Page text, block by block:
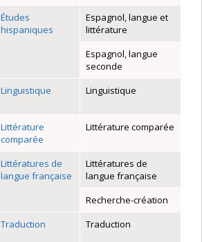
Études
hispaniques
Espagnol, langue et
littérature
Espagnol, langue
seconde
Linguistique Linguistique
Littérature
comparée
Littérature comparée
Littératures de
langue française
Littératures de
langue française
Recherche-création
Traduction Traduction